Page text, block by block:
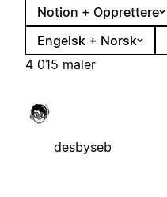
Notion + Opprettere
Engelsk + Norsk
4 015 maler
desbyseb